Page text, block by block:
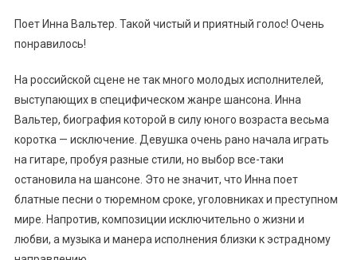
Поет Инна Вальтер. Такой чистый и приятный голос! Очень
понравилось!
На российской сцене не так много молодых исполнителей,
выступающих в специфическом жанре шансона. Инна
Вальтер, биография которой в силу юного возраста весьма
коротка — исключение. Девушка очень рано начала играть
на гитаре, пробуя разные стили, но выбор все-таки
остановила на шансоне. Это не значит, что Инна поет
блатные песни о тюремном сроке, уголовниках и преступном
мире. Напротив, композиции исключительно о жизни и
любви, а музыка и манера исполнения близки к эстрадному